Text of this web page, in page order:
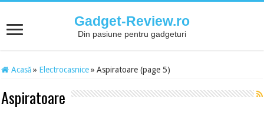
Gadget-Review.ro
Din pasiune pentru gadgeturi
Acasă » Electrocasnice » Aspiratoare (page 5)
Aspiratoare